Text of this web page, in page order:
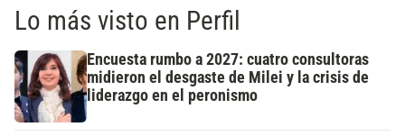
Lo más visto en Perfil
Encuesta rumbo a 2027: cuatro consultoras
midieron el desgaste de Milei y la crisis de
liderazgo en el peronismo